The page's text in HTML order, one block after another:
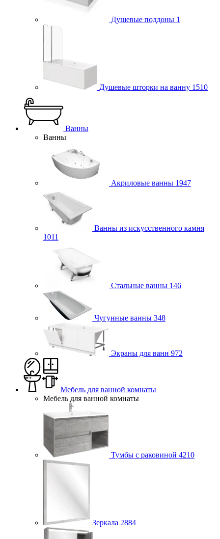
Душевые поддоны 1
Душевые шторки на ванну 1510
Ванны
Ванны
Акриловые ванны 1947
Ванны из искусственного камня
1011
Стальные ванны 146
Чугунные ванны 348
Экраны для ванн 972
Мебель для ванной комнаты
Мебель для ванной комнаты
Тумбы с раковиной 4210
Зеркала 2884